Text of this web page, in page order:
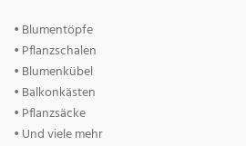
• Blumentöpfe
• Pflanzschalen
• Blumenkübel
• Balkonkästen
• Pflanzsäcke
• Und viele mehr